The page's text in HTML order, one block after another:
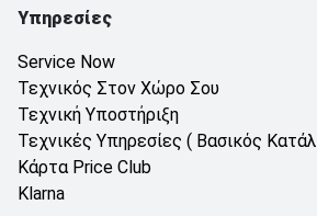
Υπηρεσίες
Service Now
Τεχνικός Στον Χώρο Σου
Τεχνική Υποστήριξη
Τεχνικές Υπηρεσίες ( Βασικός
Κάρτα Price Club
Klarna